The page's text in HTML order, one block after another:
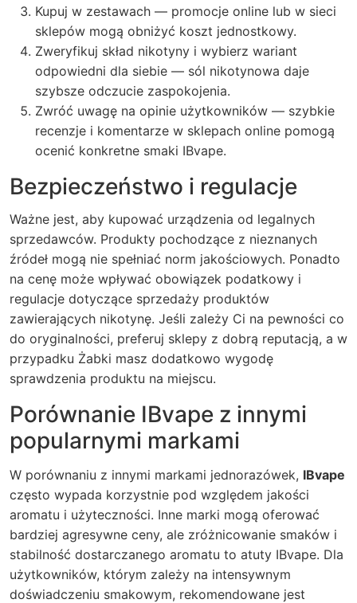
Kupuj w zestawach — promocje online lub w sieci
sklepów mogą obniżyć koszt jednostkowy.
Zweryfikuj skład nikotyny i wybierz wariant
odpowiedni dla siebie — sól nikotynowa daje
szybsze odczucie zaspokojenia.
Zwróć uwagę na opinie użytkowników — szybkie
recenzje i komentarze w sklepach online pomogą
ocenić konkretne smaki IBvape.
Bezpieczeństwo i regulacje
Ważne jest, aby kupować urządzenia od legalnych
sprzedawców. Produkty pochodzące z nieznanych
źródeł mogą nie spełniać norm jakościowych. Ponadto
na cenę może wpływać obowiązek podatkowy i
regulacje dotyczące sprzedaży produktów
zawierających nikotynę. Jeśli zależy Ci na pewności co
do oryginalności, preferuj sklepy z dobrą reputacją, a w
przypadku Żabki masz dodatkowo wygodę
sprawdzenia produktu na miejscu.
Porównanie IBvape z innymi
popularnymi markami
W porównaniu z innymi markami jednorazówek, IBvape
często wypada korzystnie pod względem jakości
aromatu i użyteczności. Inne marki mogą oferować
bardziej agresywne ceny, ale zróżnicowanie smaków i
stabilność dostarczanego aromatu to atuty IBvape. Dla
użytkowników, którym zależy na intensywnym
doświadczeniu smakowym, rekomendowane jest